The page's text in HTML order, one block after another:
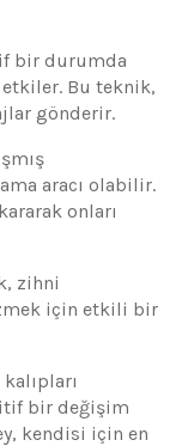
bir durumda
Bu teknik,
gönderir.
aracı olabilir.
onları
zihni
için etkili bir
bir değişim
kendisi için en